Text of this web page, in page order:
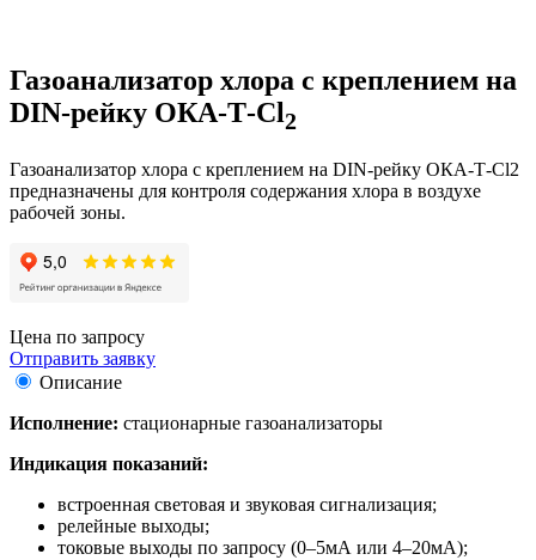
Газоанализатор хлора с креплением на
DIN-рейку ОКА-Т-Cl2
Газоанализатор хлора с креплением на DIN-рейку ОКА-Т-Cl2
предназначены для контроля содержания хлора в воздухе
рабочей зоны.
Цена по запросу
Отправить заявку
Описание
Исполнение: стационарные газоанализаторы
Индикация показаний:
встроенная световая и звуковая сигнализация;
релейные выходы;
токовые выходы по запросу (0–5мА или 4–20мА);